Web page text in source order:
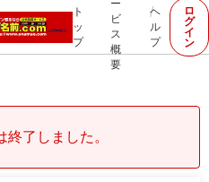
ト
ッ
プ
ー
ビ
ス
概
要
ヘ
ル
プ
ロ
グ
イ
ン
終了しました。